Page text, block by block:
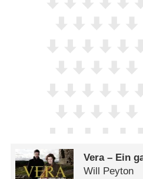
Vera – Ein
Will Peyton